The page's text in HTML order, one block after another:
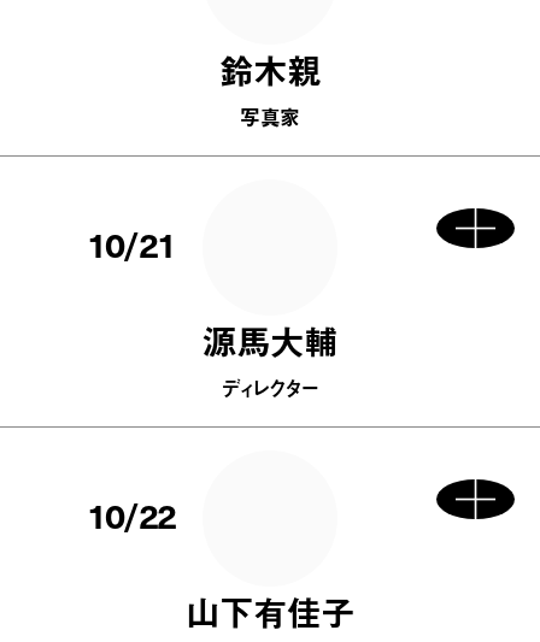
鈴木親
写真家
10/21
源馬大輔
ディレクター
10/22
山下有佳子